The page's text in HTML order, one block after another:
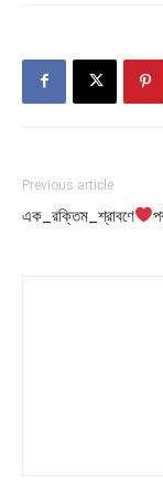
Previous article
এক_রক্তিম_শ্রাবণে